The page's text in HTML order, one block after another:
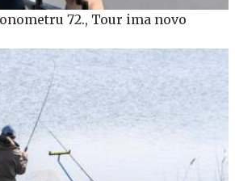
72., Tour ima novo